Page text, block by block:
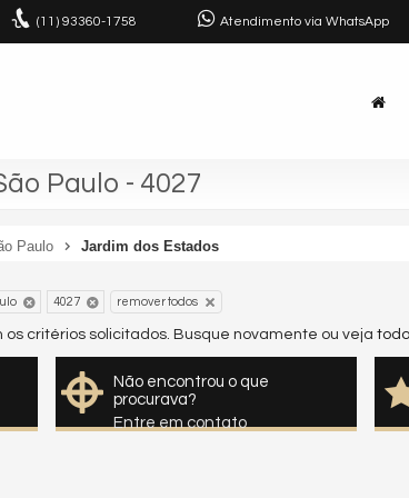
(11) 93360-1758 Atendimento via WhatsApp
Paulo - 4027
Paulo Jardim dos Estados
4027 remover todos
critérios solicitados. Busque novamente ou veja
Não encontrou o que
procurava?
Entre em contato